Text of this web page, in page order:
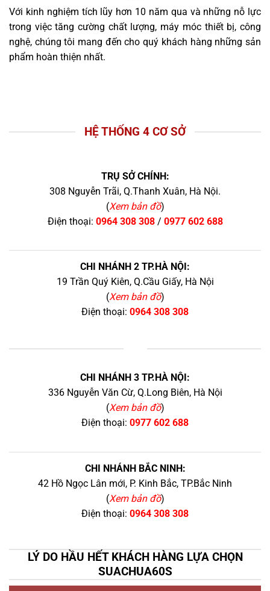
Với kinh nghiệm tích lũy hơn 10 năm qua và những nỗ lực
trong việc tăng cường chất lượng, máy móc thiết bị, công
nghệ, chúng tôi mang đến cho quý khách hàng những sản
phẩm hoàn thiện nhất.
HỆ THỐNG 4 CƠ SỞ
TRỤ SỞ CHÍNH:
308 Nguyễn Trãi, Q.Thanh Xuân, Hà Nội.
(Xem bản đồ)
Điện thoại: 0964 308 308/ 0977 602 688
CHI NHÁNH 2 TP.HÀ NỘI:
19 Trần Quý Kiên, Q.Cầu Giấy, Hà Nội
(Xem bản đồ)
Điện thoại: 0964 308 308
CHI NHÁNH 3 TP.HÀ NỘI:
336 Nguyễn Văn Cừ, Q.Long Biên, Hà Nội
(Xem bản đồ)
Điện thoại: 0977 602 688
CHI NHÁNH BẮC NINH:
42 Hồ Ngọc Lân mới, P. Kinh Bắc, TP.Bắc Ninh
(Xem bản đồ)
Điện thoại: 0964 308 308
LÝ DO HẦU HẾT KHÁCH HÀNG LỰA CHỌN
SUACHUA60S